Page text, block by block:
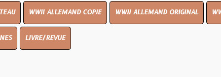
ALLEMAND COPIE WWII ALLEMAND ORIGINAL WWII UK